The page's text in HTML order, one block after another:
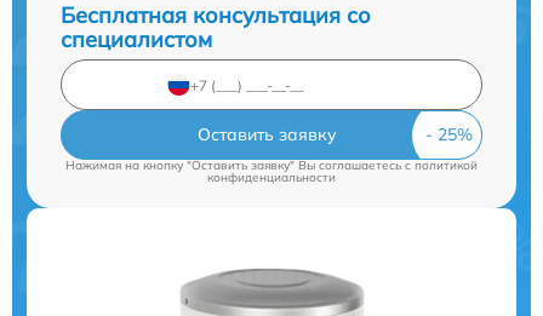
Бесплатная консультация со
специалистом
Оставить заявку
Нажимая на кнопку "Оставить заявку" Вы соглашаетесь cполитикой
конфиденциальности